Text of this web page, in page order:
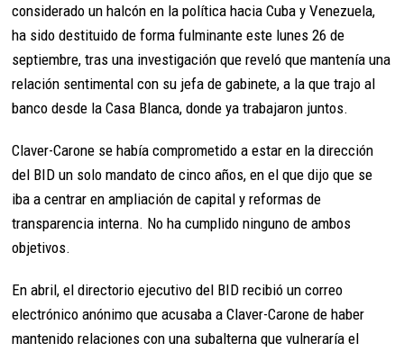
considerado un halcón en la política hacia Cuba y Venezuela,
ha sido destituido de forma fulminante este lunes 26 de
septiembre, tras una investigación que reveló que mantenía una
relación sentimental con su jefa de gabinete, a la que trajo al
banco desde la Casa Blanca, donde ya trabajaron juntos.
Claver-Carone se había comprometido a estar en la dirección
del BID un solo mandato de cinco años, en el que dijo que se
iba a centrar en ampliación de capital y reformas de
transparencia interna. No ha cumplido ninguno de ambos
objetivos.
En abril, el directorio ejecutivo del BID recibió un correo
electrónico anónimo que acusaba a Claver-Carone de haber
mantenido relaciones con una subalterna que vulneraría el